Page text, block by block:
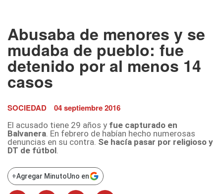
Abusaba de menores y se
mudaba de pueblo: fue
detenido por al menos 14
casos
SOCIEDAD 04 septiembre 2016
El acusado tiene 29 años y fue capturado en
Balvanera. En febrero de habían hecho numerosas
denuncias en su contra. Se hacía pasar por religioso y
DT de fútbol.
+Agregar MinutoUno en